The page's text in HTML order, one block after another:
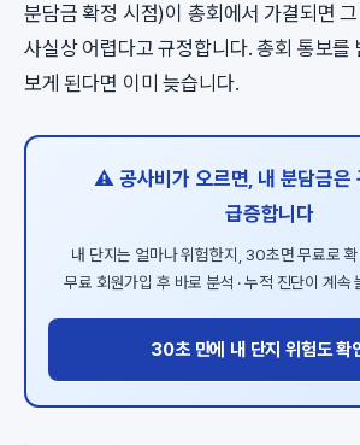
분담금 확정 시점)이 총회에서 가결되면 그
사실상 어렵다고 규정합니다. 총회 통보를
보게 된다면 이미 늦습니다.
⚠️ 공사비가 오르면, 내 분담금은
급증합니다
내 단지는 얼마나 위험한지, 30초면 무료로
무료 회원가입 후 바로 분석 · 누적 진단이 계속
30초 만에 내 단지 위험도